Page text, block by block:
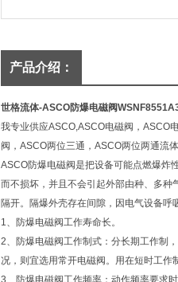
产品介绍：
世格流体-ASCO防爆电磁阀
我专业供应ASCO,ASCO电磁阀，ASCO
阀，ASCO两位三通，ASCO两位两通流
ASCO防爆电磁阀是把设备可能点燃爆炸
而不损坏，并且不会引起外部由种、多种
隔开。隔爆外壳存在间隙，因电气设备呼
1、防爆电磁阀工作寿命长。
2、防爆电磁阀工作制式：分长期工作制
况，则宜选用常开电磁阀。用在短时工作
3、防爆电磁阀工作频率：动作频率要求